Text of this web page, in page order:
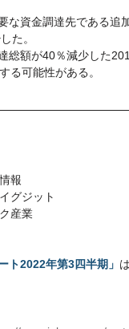
な資金調達先である追
た。
総額が40％減少した
る可能性がある。
報
グジット
産業
ト2022年第3四半期」